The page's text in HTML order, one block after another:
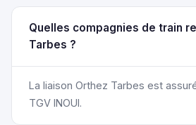
Quelles compagnies de train
Tarbes ?
La liaison Orthez Tarbes est
TGV INOUI.